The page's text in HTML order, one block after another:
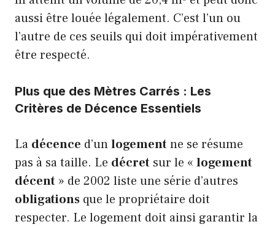
aussi être louée légalement. C’est l’un ou
l’autre de ces seuils qui doit impérativement
être respecté.
Plus que des Mètres Carrés : Les
Critères de Décence Essentiels
La décence d’unlogementne se résume
pas à sa taille. Le décret sur le « logement
décent » de 2002 liste une série d’autres
obligations que le propriétaire doit
respecter. Le logement doit ainsi garantir la